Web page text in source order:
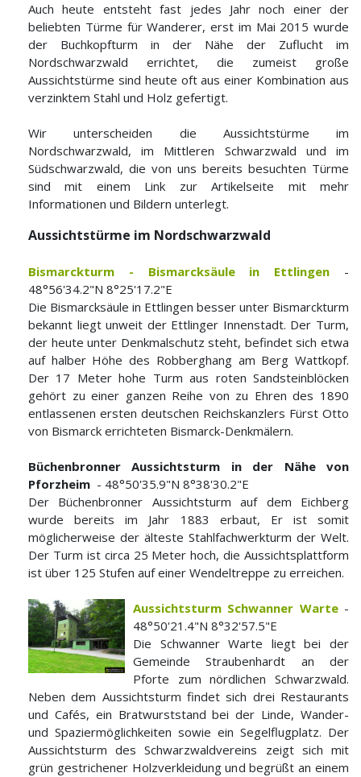
Auch heute entsteht fast jedes Jahr noch einer der
beliebten Türme für Wanderer, erst im Mai 2015 wurde
der Buchkopfturm in der Nähe der Zuflucht im
Nordschwarzwald errichtet, die zumeist große
Aussichtstürme sind heute oft aus einer Kombination aus
verzinktem Stahl und Holz gefertigt.
Wir unterscheiden die Aussichtstürme im
Nordschwarzwald, im Mittleren Schwarzwald und im
Südschwarzwald, die von uns bereits besuchten Türme
sind mit einem Link zur Artikelseite mit mehr
Informationen und Bildern unterlegt.
Aussichtstürme im Nordschwarzwald
Bismarckturm - Bismarcksäule in Ettlingen -
48°56'34.2"N 8°25'17.2"E
Die Bismarcksäule in Ettlingen besser unter Bismarckturm
bekannt liegt unweit der Ettlinger Innenstadt. Der Turm,
der heute unter Denkmalschutz steht, befindet sich etwa
auf halber Höhe des Robberghang am Berg Wattkopf.
Der 17 Meter hohe Turm aus roten Sandsteinblöcken
gehört zu einer ganzen Reihe von zu Ehren des 1890
entlassenen ersten deutschen Reichskanzlers Fürst Otto
von Bismarck errichteten Bismarck-Denkmälern.
Büchenbronner Aussichtsturm in der Nähe von
Pforzheim - 48°50'35.9"N 8°38'30.2"E
Der Büchenbronner Aussichtsturm auf dem Eichberg
wurde bereits im Jahr 1883 erbaut, Er ist somit
möglicherweise der älteste Stahlfachwerkturm der Welt.
Der Turm ist circa 25 Meter hoch, die Aussichtsplattform
ist über 125 Stufen auf einer Wendeltreppe zu erreichen.
Aussichtsturm Schwanner Warte-
48°50'21.4"N 8°32'57.5"E
Die Schwanner Warte liegt bei der
Gemeinde Straubenhardt an der
Pforte zum nördlichen Schwarzwald.
Neben dem Aussichtsturm findet sich drei Restaurants
und Cafés, ein Bratwurststand bei der Linde, Wander-
und Spaziermöglichkeiten sowie ein Segelflugplatz. Der
Aussichtsturm des Schwarzwaldvereins zeigt sich mit
grün gestrichener Holzverkleidung und begrüßt an einem